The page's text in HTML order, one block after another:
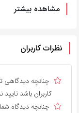
مشاهده بیشتر
نظرات کاربران
چنانچه دیدگاهی
کاربران باشد
چنانچه دیدگاه